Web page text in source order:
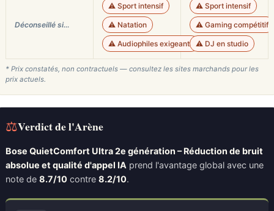
Déconseillé si…
⚠️ Sport intensif
⚠️ Natation
⚠️ Audiophiles exigeants
⚠️ Sport intensif
⚠️ Gaming compétitif
⚠️ DJ en studio
* Prix constatés, non contractuels — consultez les sites marchands pour les
prix actuels.
⚖Verdict de l'Arène
Bose QuietComfort Ultra 2e génération – Réduction de bruit
absolue et qualité d'appel IA prend l'avantage global avec une
note de 8.7/10 contre 8.2/10.